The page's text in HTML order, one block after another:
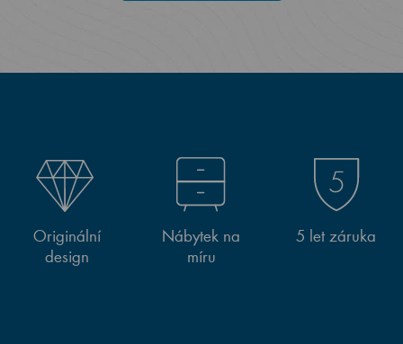
Originální
design
Nábytek na
míru
5 let záruka